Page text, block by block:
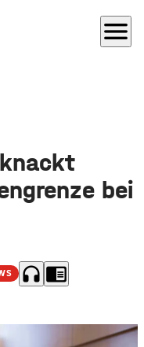
menu
bei
headphones chrome_reader_mode